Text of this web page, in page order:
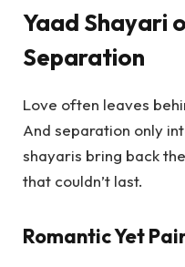
Yaad Shayari
Separation
Love often leaves
And separation only
shayaris bring back
that couldn’t last.
Romantic Yet